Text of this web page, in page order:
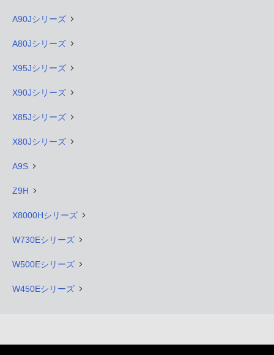
A90Jシリーズ
A80Jシリーズ
X95Jシリーズ
X90Jシリーズ
X85Jシリーズ
X80Jシリーズ
A9S
Z9H
X8000Hシリーズ
W730Eシリーズ
W500Eシリーズ
W450Eシリーズ